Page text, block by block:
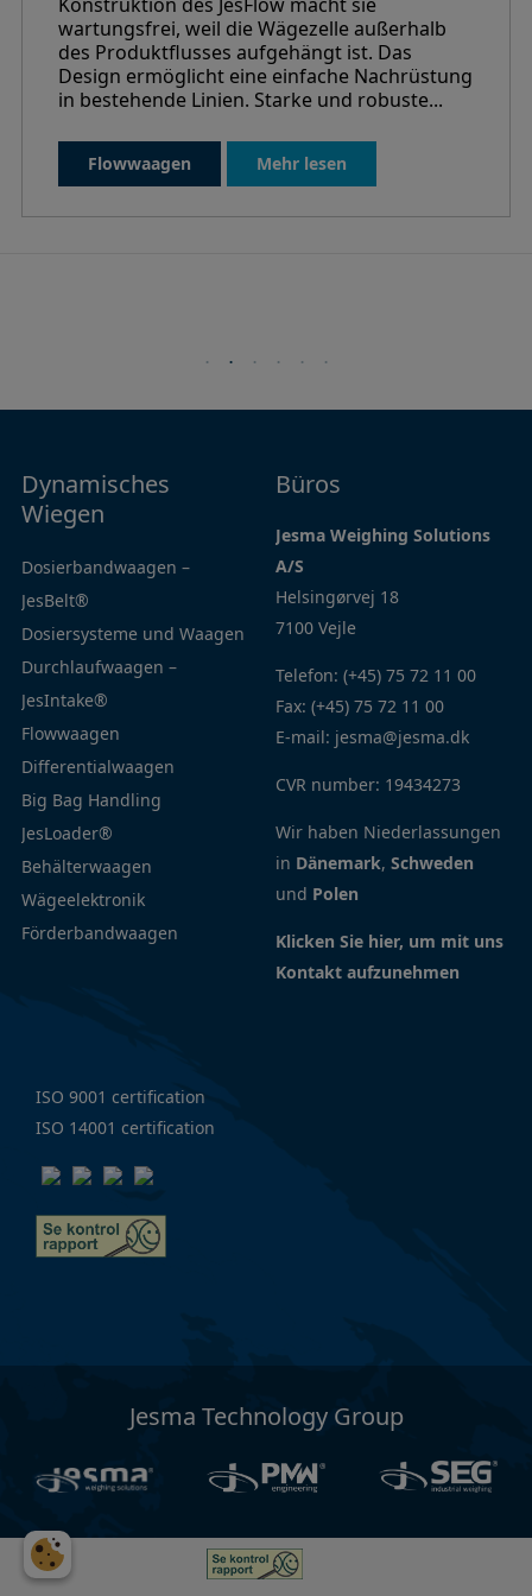
wartungsfrei, weil die Wägezelle außerhalb
des Produktflusses aufgehängt ist. Das
Design ermöglicht eine einfache Nachrüstung
in bestehende Linien. Starke und robuste...
Flowwaagen Mehr lesen
Büros
Jesma Weighing Solutions
A/S
Helsingørvej 18
7100 Vejle
Telefon:(+45) 75 72 11 00
Fax:(+45) 75 72 11 00
E-mail: jesma@jesma.dk
CVR number: 19434273
Wir haben Niederlassungen
in Dänemark,Schweden
und Polen
Klicken Sie hier, um mit uns
Kontakt aufzunehmen
Dynamisches
Wiegen
Dosierbandwaagen –
JesBelt®
Dosiersysteme und Waagen
Durchlaufwaagen –
JesIntake®
Flowwaagen
Differentialwaagen
Big Bag Handling
JesLoader®
Behälterwaagen
Wägeelektronik
Förderbandwaagen
ISO 9001 certification
ISO 14001 certification
Navigation
Home
Service
Kontakt
Artikel
Jesma Technology Group